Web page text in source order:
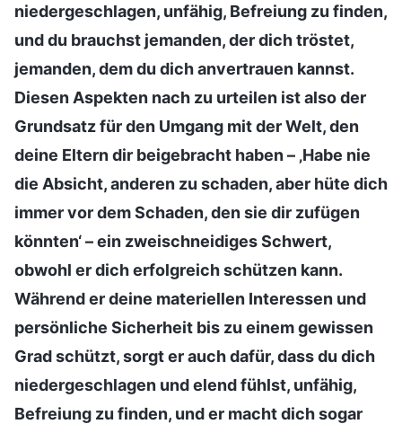
niedergeschlagen, unfähig, Befreiung zu finden,
und du brauchst jemanden, der dich tröstet,
jemanden, dem du dich anvertrauen kannst.
Diesen Aspekten nach zu urteilen ist also der
Grundsatz für den Umgang mit der Welt, den
deine Eltern dir beigebracht haben – ‚Habe nie
die Absicht, anderen zu schaden, aber hüte dich
immer vor dem Schaden, den sie dir zufügen
könnten‘ – ein zweischneidiges Schwert,
obwohl er dich erfolgreich schützen kann.
Während er deine materiellen Interessen und
persönliche Sicherheit bis zu einem gewissen
Grad schützt, sorgt er auch dafür, dass du dich
niedergeschlagen und elend fühlst, unfähig,
Befreiung zu finden, und er macht dich sogar